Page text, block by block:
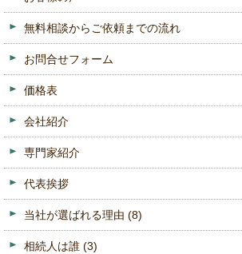
無料相談からご依頼までの流れ
お問合せフォーム
価格表
会社紹介
専門家紹介
代表挨拶
当社が選ばれる理由 (8)
相続人は誰 (3)